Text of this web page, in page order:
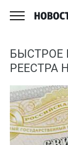
БЫСТРОЕ
РЕЕСТРА